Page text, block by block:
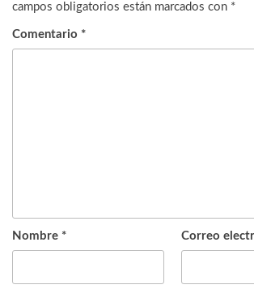
campos obligatorios están marcados con *
Comentario *
Nombre * Correo